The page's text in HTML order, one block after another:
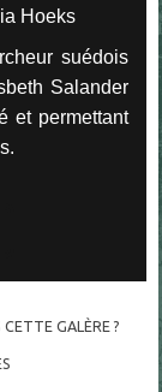
Hoeks
suédois
Salander
et permettant
CETTE GALÈRE ?